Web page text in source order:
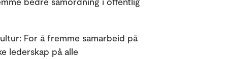
For å fremme samarbeid på
lederskap på alle